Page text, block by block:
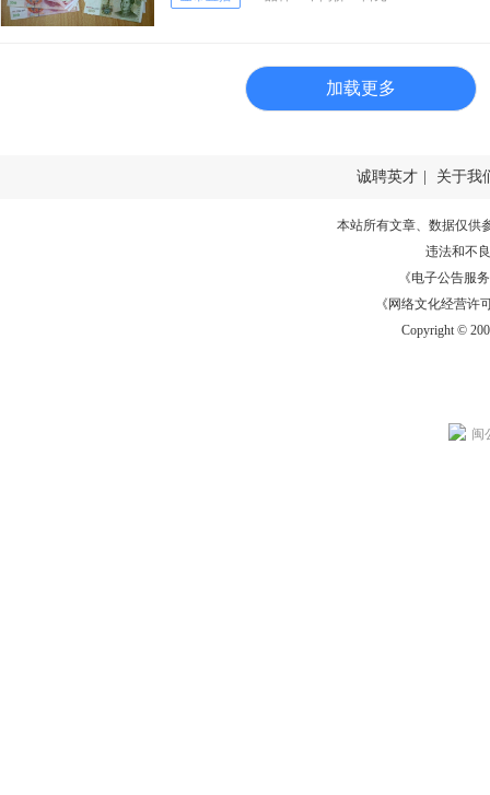
加载更多
诚聘英才 | 关于我
本站所有文章、数据仅供
违法和不
《电子公告服务
《网络文化经营许
Copyright ©
闽